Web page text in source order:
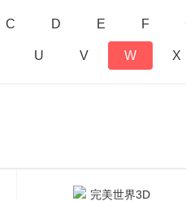
C D E F
U V W X